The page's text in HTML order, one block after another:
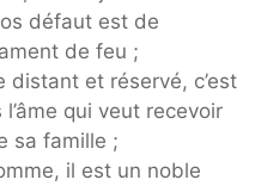
défaut est de
de feu ;
distant et réservé, c’est
qui veut recevoir
sa famille ;
il est un noble